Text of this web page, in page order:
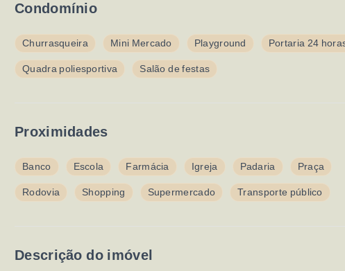
Condomínio
Churrasqueira Mini Mercado Playground Portaria 24
Quadra poliesportiva Salão de festas
Proximidades
Banco Escola Farmácia Igreja Padaria Praça
Rodovia Shopping Supermercado Transporte público
Descrição do imóvel